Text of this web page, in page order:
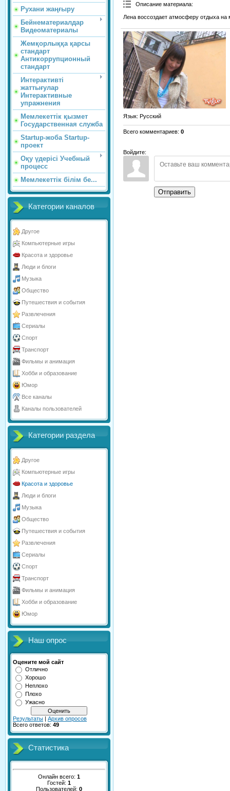
Рухани жаңғыру
Бейнематериалдар
Видеоматериалы
Жемқорлыққа қарсы
стандарт
Антикоррупционный
стандарт
Интерактивті
жаттығулар
Интерактивные
упражнения
Мемлекеттік қызмет
Государственная служба
Startup-жоба Startup-
проект
Оқу үдерісі Учебный
процесс
Мемлекеттік білім бе...
Категории каналов
Другое
Компьютерные игры
Красота и здоровье
Люди и блоги
Музыка
Общество
Путешествия и события
Развлечения
Сериалы
Спорт
Транспорт
Фильмы и анимация
Хобби и образование
Юмор
Все каналы
Каналы пользователей
Категории раздела
Другое
Компьютерные игры
Красота и здоровье
Люди и блоги
Музыка
Общество
Путешествия и события
Развлечения
Сериалы
Спорт
Транспорт
Фильмы и анимация
Хобби и образование
Юмор
Наш опрос
Оцените мой сайт
Отлично
Хорошо
Неплохо
Плохо
Ужасно
Результаты | Архив опросов
Всего ответов: 49
Статистика
Онлайн всего: 1
Гостей: 1
Пользователей: 0
Описание материала:
Лена воссоздает атмосферу отдыха
Язык: Русский
Всего комментариев: 0
Войдите:
Отправить